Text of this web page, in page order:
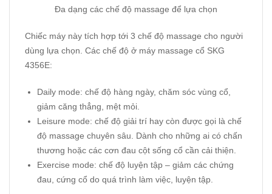
Đa dạng các chế độ massage để lựa chọn
Chiếc máy này tích hợp tới 3 chế độ massage cho người
dùng lựa chọn. Các chế độ ở máy massage cổ SKG
4356E:
Daily mode: chế độ hàng ngày, chăm sóc vùng cổ,
giảm căng thẳng, mệt mỏi.
Leisure mode: chế độ giải trí hay còn được gọi là chế
độ massage chuyên sâu. Dành cho những ai có chấn
thương hoặc các cơn đau cột sống cổ cần cải thiện.
Exercise mode: chế độ luyện tập – giảm các chứng
đau, cứng cổ do quá trình làm việc, luyện tập.